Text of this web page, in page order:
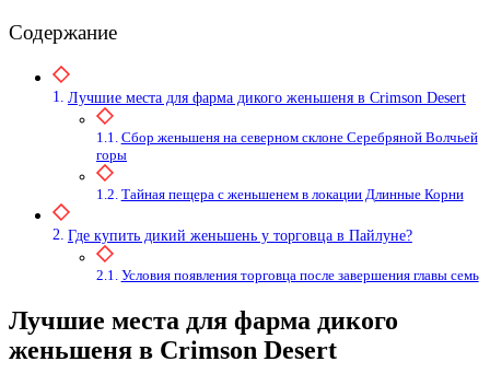
Содержание
Лучшие места для фарма дикого женьшеня в Crimson Desert
Сбор женьшеня на северном склоне Серебряной Волчьей
горы
Тайная пещера с женьшенем в локации Длинные Корни
Где купить дикий женьшень у торговца в Пайлуне?
Условия появления торговца после завершения главы семь
Лучшие места для фарма дикого
женьшеня в Crimson Desert